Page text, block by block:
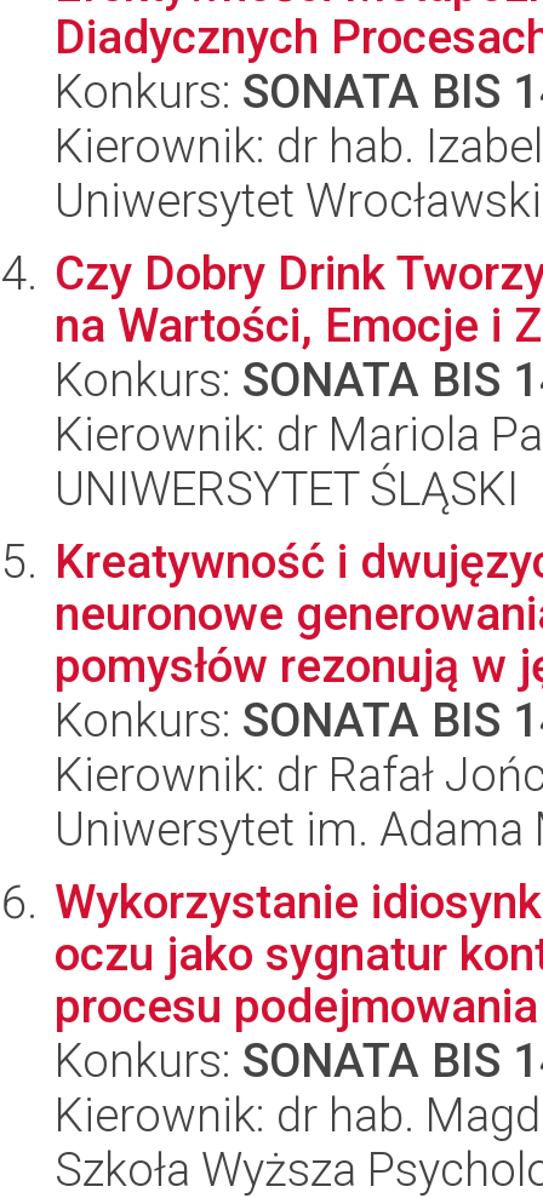
Diadycznych
Konkurs: SONATA BIS
Kierownik: dr hab.
Uniwersytet Wrocławski
Czy Dobry Drink
na Wartości, Emocje i
Konkurs: SONATA BIS
Kierownik: dr Mariola
UNIWERSYTET ŚLĄSKI
Kreatywność i
neuronowe
pomysłów rezonują w
Konkurs: SONATA BIS
Kierownik: dr Rafał
Uniwersytet im.
Wykorzystanie
oczu jako sygnatur
procesu
Konkurs: SONATA BIS
Kierownik: dr hab.
Szkoła Wyższa